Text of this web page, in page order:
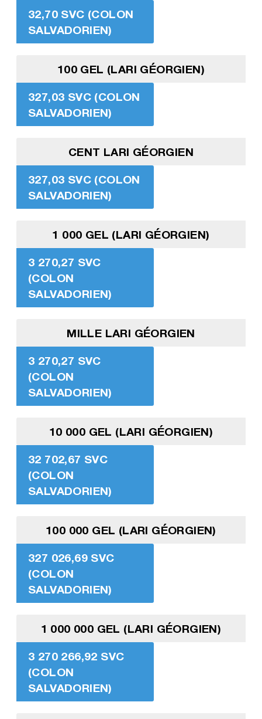
32,70 SVC (COLON
SALVADORIEN)
100 GEL (LARI GÉORGIEN)
327,03 SVC (COLON
SALVADORIEN)
CENT LARI GÉORGIEN
327,03 SVC (COLON
SALVADORIEN)
1 000 GEL (LARI GÉORGIEN)
3 270,27 SVC
(COLON
SALVADORIEN)
MILLE LARI GÉORGIEN
3 270,27 SVC
(COLON
SALVADORIEN)
10 000 GEL (LARI GÉORGIEN)
32 702,67 SVC
(COLON
SALVADORIEN)
100 000 GEL (LARI GÉORGIEN)
327 026,69 SVC
(COLON
SALVADORIEN)
1 000 000 GEL (LARI GÉORGIEN)
3 270 266,92 SVC
(COLON
SALVADORIEN)